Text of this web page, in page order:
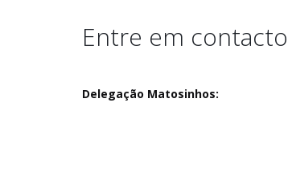
Entre em
Delegação Matosinhos: